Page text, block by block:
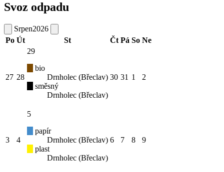
Svoz odpadu
Srpen2026
Po Út St Čt Pá So Ne
27 28
29
bio
Drnholec (Břeclav)
směsný
Drnholec (Břeclav)
30 31 1 2
3 4
5
papír
Drnholec (Břeclav)
plast
Drnholec (Břeclav)
6 7 8 9